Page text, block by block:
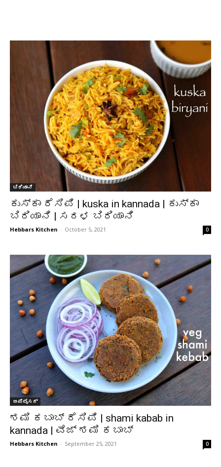
ಬಿರಿಯಾನಿ
ಕುಸ್ಕಾ ರೆಸಿಪಿ | kuska in kannada | ಕುಸ್ಕಾ
ಬಿರಿಯಾನಿ | ಸರಳ ಬಿರಿಯಾನಿ
Hebbars Kitchen - October 5, 2021 0
ಅಪೆಟೈಸರ್
ಶಮಿ ಕಬಾಬ್ ರೆಸಿಪಿ | shami kabab in
kannada | ವೆಜ್ ಶಮಿ ಕಬಾಬ್
Hebbars Kitchen - September 25, 2021 0